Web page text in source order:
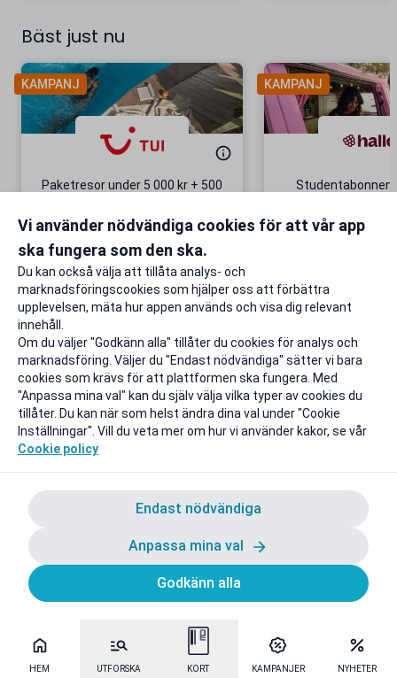
HEM UTFORSKA KORT KAMPANJER NYHETER
Bäst just nu
KAMPANJ
Paketresor under 5 000 kr + 500
Gäller även på redan prissänkta
Till rabatten
KAMPANJ
+ 20 GB
Vi använder nödvändiga cookies för att vår app
ska fungera som den ska.
Du kan också välja att tillåta analys- och
marknadsföringscookies som hjälper oss att förbättra
upplevelsen, mäta hur appen används och visa dig relevant
innehåll.
Om du väljer "Godkänn alla" tillåter du cookies för analys och
marknadsföring. Väljer du "Endast nödvändiga" sätter vi bara
cookies som krävs för att plattformen ska fungera. Med
"Anpassa mina val" kan du själv välja vilka typer av cookies du
tillåter. Du kan när som helst ändra dina val under "Cookie
Inställningar". Vill du veta mer om hur vi använder kakor, se vår
Cookie policy
Endast nödvändiga
Anpassa mina val
Godkänn alla